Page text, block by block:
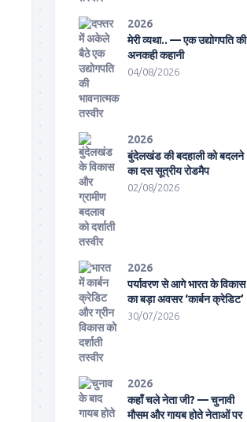
2026
मेरी व्यथा.. — एक उद्योगपति की
अनकही कहानी
04/08/2026
2026
बुंदेलखंड की बदहाली को बदलने
का दस सूत्रीय रोडमैप
02/08/2026
2026
पर्यावरण से आगे भारत के विकास
का बड़ा अवसर ‘कार्बन क्रेडिट’
30/07/2026
2026
कहाँ चले नेता जी? — चुनावी
मौसम और गायब होते नेताओं पर